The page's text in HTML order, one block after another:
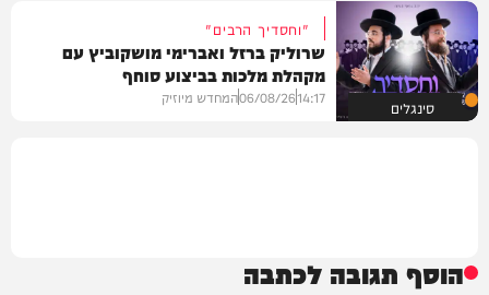
סינגלים
"וחסדיך הרבים"
שרוליק ברזל ואברימי מושקוביץ עם
מקהלת מלכות בביצוע סוחף
14:17
06/08/26המחדש מיוזיק
הוסף תגובה לכתבה